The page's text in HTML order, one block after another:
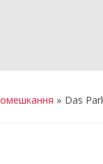
» Das